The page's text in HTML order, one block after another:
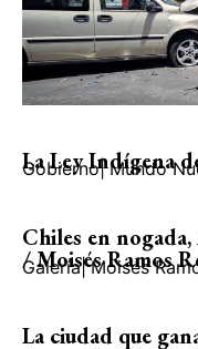
La Ley Indígena
Gobierno| Mundo
Chiles en
/ Moisés Ramos
Galería| Moisés
La ciudad que